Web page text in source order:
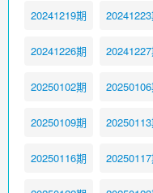
20241219期
20241226期
20250102期
20250109期
20250116期